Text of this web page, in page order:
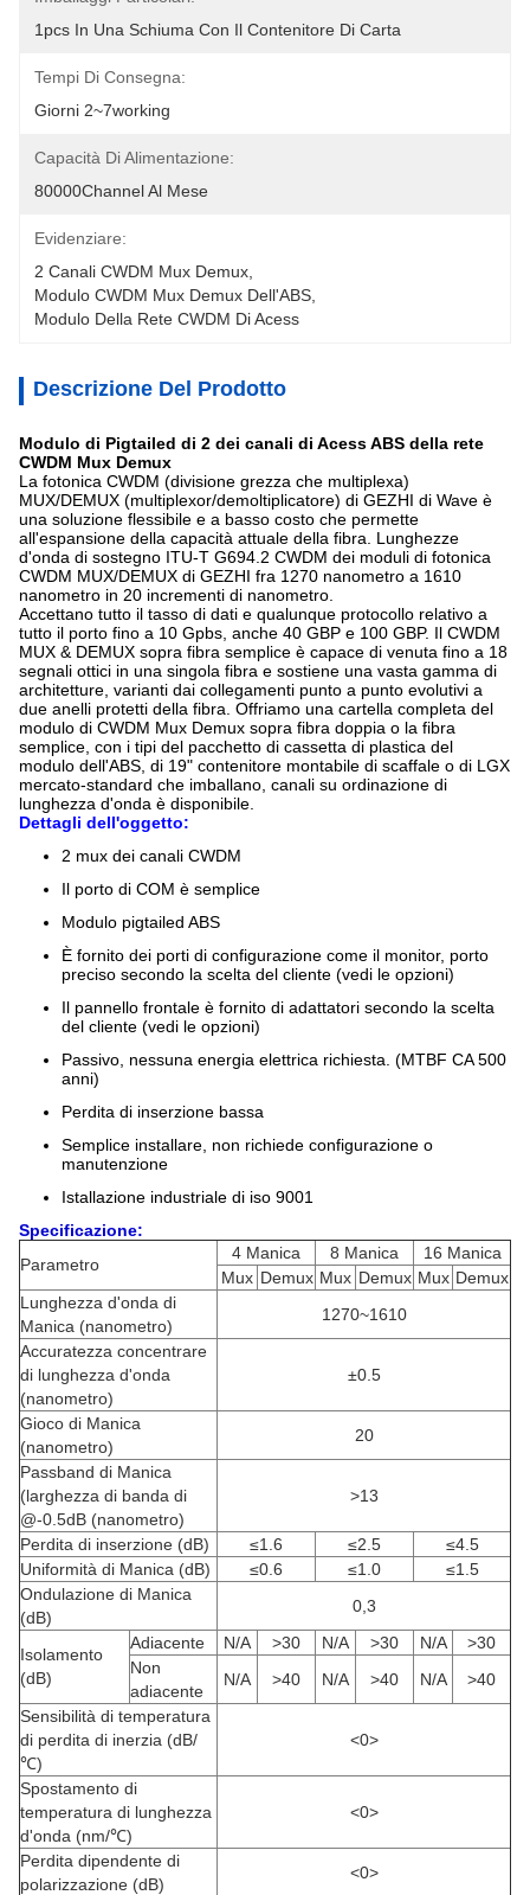
1pcs In Una Schiuma Con Il Contenitore Di Carta
Tempi Di Consegna:
Giorni 2~7working
Capacità Di Alimentazione:
80000Channel Al Mese
Evidenziare:
2 Canali CWDM Mux Demux
Modulo CWDM Mux Demux Dell'ABS
Modulo Della Rete CWDM Di Acess
Descrizione Del Prodotto
Modulo di Pigtailed di 2 dei canali di Acess ABS della rete
CWDM Mux Demux
La fotonica CWDM (divisione grezza che multiplexa)
MUX/DEMUX (multiplexor/demoltiplicatore) di GEZHI di Wave è
una soluzione flessibile e a basso costo che permette
all'espansione della capacità attuale della fibra. Lunghezze
d'onda di sostegno ITU-T G694.2 CWDM dei moduli di fotonica
CWDM MUX/DEMUX di GEZHI fra 1270 nanometro a 1610
nanometro in 20 incrementi di nanometro.
Accettano tutto il tasso di dati e qualunque protocollo relativo a
tutto il porto fino a 10 Gpbs, anche 40 GBP e 100 GBP. Il CWDM
MUX & DEMUX sopra fibra semplice è capace di venuta fino a 18
segnali ottici in una singola fibra e sostiene una vasta gamma di
architetture, varianti dai collegamenti punto a punto evolutivi a
due anelli protetti della fibra. Offriamo una cartella completa del
modulo di CWDM Mux Demux sopra fibra doppia o la fibra
semplice, con i tipi del pacchetto di cassetta di plastica del
modulo dell'ABS, di 19" contenitore montabile di scaffale o di LGX
mercato-standard che imballano, canali su ordinazione di
lunghezza d'onda è disponibile.
Dettagli dell'oggetto:
2 mux dei canali CWDM
Il porto di COM è semplice
Modulo pigtailed ABS
È fornito dei porti di configurazione come il monitor, porto
preciso secondo la scelta del cliente (vedi le opzioni)
Il pannello frontale è fornito di adattatori secondo la scelta
del cliente (vedi le opzioni)
Passivo, nessuna energia elettrica richiesta. (MTBF CA 500
anni)
Perdita di inserzione bassa
Semplice installare, non richiede configurazione o
manutenzione
Istallazione industriale di iso 9001
Specificazione:
Parametro
4 Manica 8 Manica
16 Manica
Mux Demux Mux Demux Mux Demux
Lunghezza d'onda di
Manica (nanometro)
1270~1610
Accuratezza concentrare
di lunghezza d'onda
(nanometro)
±0.5
Gioco di Manica
(nanometro)
20
Passband di Manica
(larghezza di banda di
@-0.5dB (nanometro)
>13
Perdita di inserzione (dB) ≤1.6 ≤2.5
≤4.5
Uniformità di Manica (dB)
≤0.6 ≤1.0
≤1.5
Ondulazione di Manica
(dB)
0,3
Isolamento
(dB)
Adiacente N/A >30 N/A >30 N/A
>30
Non
adiacente
N/A >40 N/A >40 N/A
>40
Sensibilità di temperatura
di perdita di inerzia (dB/
℃)
<0>
Spostamento di
temperatura di lunghezza
d'onda (nm/℃)
<0>
Perdita dipendente di
polarizzazione (dB)
<0>